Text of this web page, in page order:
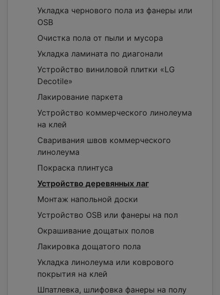
Укладка чернового пола из фанеры или
OSB
Очистка пола от пыли и мусора
Укладка ламината по диагонали
Устройство виниловой плитки «LG
Decotile»
Лакирование паркета
Устройство коммерческого линолеума
на клей
Сваривания швов коммерческого
линолеума
Покраска плинтуса
Устройство деревянных лаг
Монтаж напольной доски
Устройство OSB или фанеры на пол
Окрашивание дощатых полов
Лакировка дощатого пола
Укладка линолеума или коврового
покрытия на клей
Шпатлевка, шлифовка фанеры на полу